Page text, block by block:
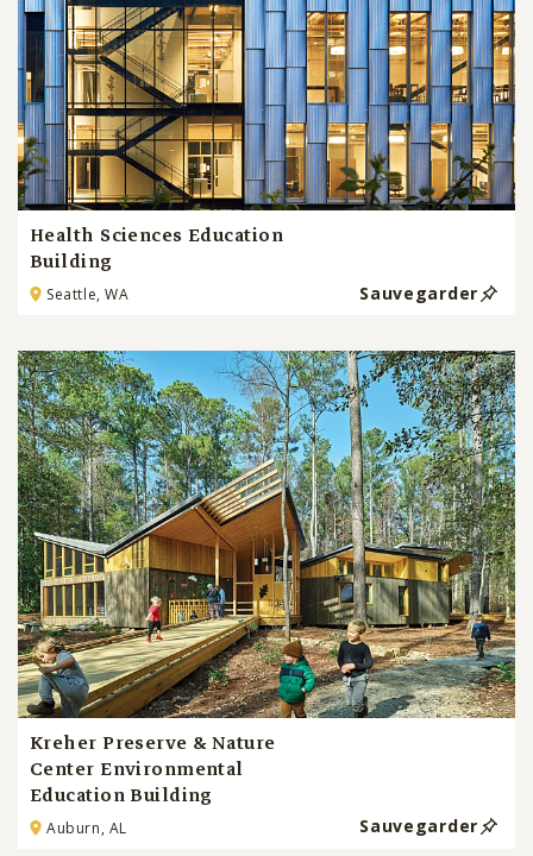
Health Sciences Education
Building
Seattle, WA Sauvegarder
Kreher Preserve & Nature
Center Environmental
Education Building
Auburn, AL Sauvegarder